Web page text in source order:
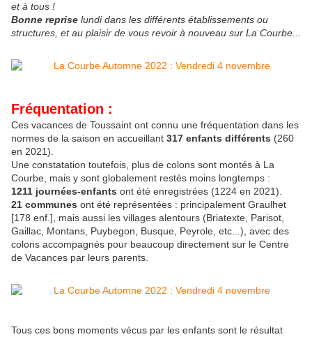
et à tous !
Bonne reprise lundi dans les différents établissements ou
structures, et au plaisir de vous revoir à nouveau sur La Courbe...
Fréquentation :
Ces vacances de Toussaint ont connu une fréquentation dans les
normes de la saison en accueillant 317 enfants différents (260
en 2021).
Une constatation toutefois, plus de colons sont montés à La
Courbe, mais y sont globalement restés moins longtemps :
1211 journées-enfants ont été enregistrées (1224 en 2021).
21 communes ont été représentées : principalement Graulhet
[178 enf.], mais aussi les villages alentours (Briatexte, Parisot,
Gaillac, Montans, Puybegon, Busque, Peyrole, etc...), avec des
colons accompagnés pour beaucoup directement sur le Centre
de Vacances par leurs parents.
Tous ces bons moments vécus par les enfants sont le résultat